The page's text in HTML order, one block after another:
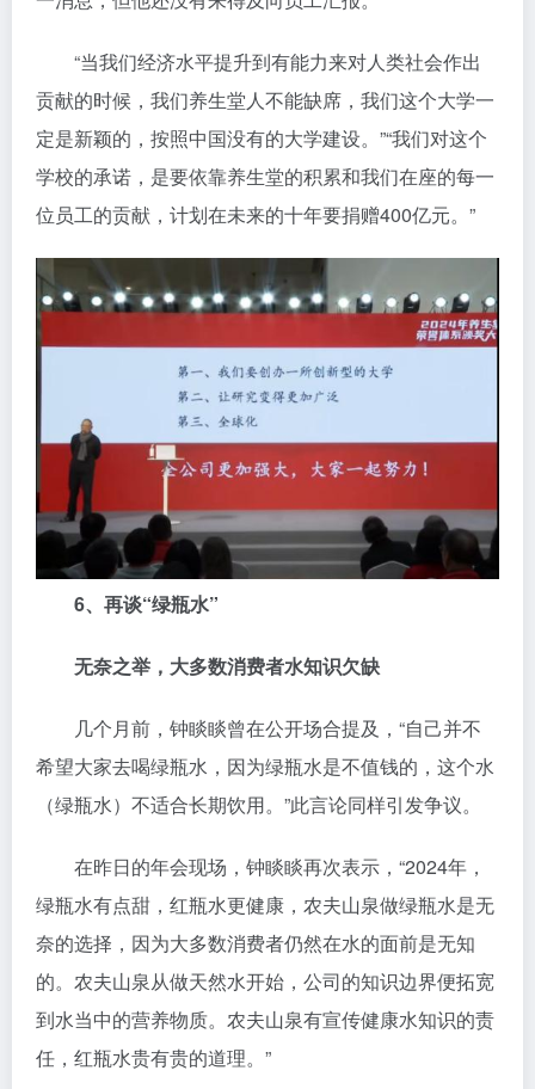
“当我们经济水平提升到有能力来对人类社会作出
贡献的时候，我们养生堂人不能缺席，我们这个大学一
定是新颖的，按照中国没有的大学建设。”“我们对这个
学校的承诺，是要依靠养生堂的积累和我们在座的每一
位员工的贡献，计划在未来的十年要捐赠400亿元。”
6、再谈“绿瓶水”
无奈之举，大多数消费者水知识欠缺
几个月前，钟睒睒曾在公开场合提及，“自己并不
希望大家去喝绿瓶水，因为绿瓶水是不值钱的，这个水
（绿瓶水）不适合长期饮用。”此言论同样引发争议。
在昨日的年会现场，钟睒睒再次表示，“2024年，
绿瓶水有点甜，红瓶水更健康，农夫山泉做绿瓶水是无
奈的选择，因为大多数消费者仍然在水的面前是无知
的。农夫山泉从做天然水开始，公司的知识边界便拓宽
到水当中的营养物质。农夫山泉有宣传健康水知识的责
任，红瓶水贵有贵的道理。”